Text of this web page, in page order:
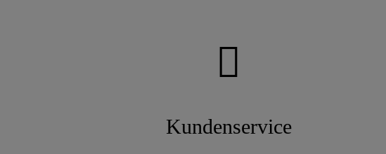
Kundenservice